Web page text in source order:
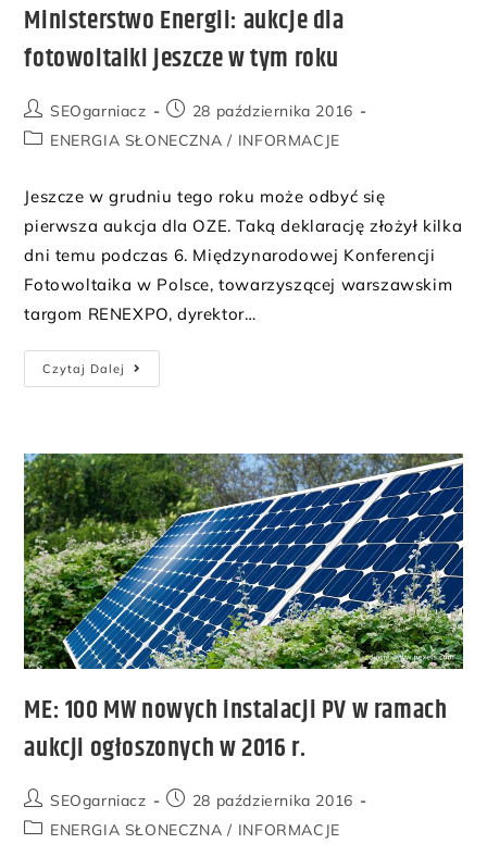
Ministerstwo Energii: aukcje dla
fotowoltaiki jeszcze w tym roku
SEOgarniacz
28 października 2016
ENERGIA SŁONECZNA / INFORMACJE
Jeszcze w grudniu tego roku może odbyć się
pierwsza aukcja dla OZE. Taką deklarację złożył kilka
dni temu podczas 6. Międzynarodowej Konferencji
Fotowoltaika w Polsce, towarzyszącej warszawskim
targom RENEXPO, dyrektor…
Czytaj Dalej
ME: 100 MW nowych instalacji PV w ramach
aukcji ogłoszonych w 2016 r.
SEOgarniacz
28 października 2016
ENERGIA SŁONECZNA / INFORMACJE